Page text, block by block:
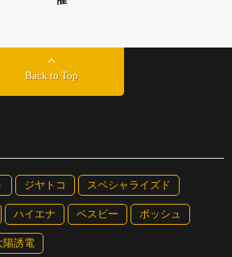
Back to Top
ジヤトコ スペシャライズド
ハイエナ ベスビー ボッシュ
陽誘電